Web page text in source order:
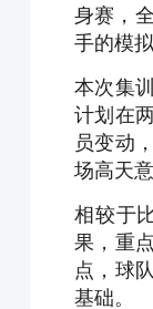
身赛，
手的模
本次集
计划在
员变动
场高天
相较于
果，重
点，球
基础。